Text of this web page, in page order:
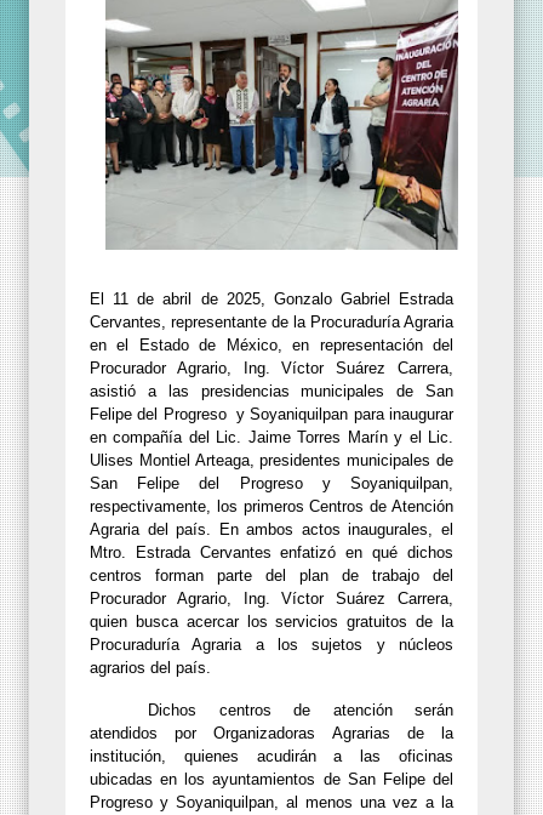
El 11 de abril de 2025, Gonzalo Gabriel Estrada
Cervantes, representante de la Procuraduría Agraria
en el Estado de México, en representación del
Procurador Agrario, Ing. Víctor Suárez Carrera,
asistió a las presidencias municipales de San
Felipe del Progreso y Soyaniquilpan para inaugurar
en compañía del Lic. Jaime Torres Marín y el Lic.
Ulises Montiel Arteaga, presidentes municipales de
San Felipe del Progreso y Soyaniquilpan,
respectivamente, los primeros Centros de Atención
Agraria del país. En ambos actos inaugurales, el
Mtro. Estrada Cervantes enfatizó en qué dichos
centros forman parte del plan de trabajo del
Procurador Agrario, Ing. Víctor Suárez Carrera,
quien busca acercar los servicios gratuitos de la
Procuraduría Agraria a los sujetos y núcleos
agrarios del país.
Dichos centros de atención serán
atendidos por Organizadoras Agrarias de la
institución, quienes acudirán a las oficinas
ubicadas en los ayuntamientos de San Felipe del
Progreso y Soyaniquilpan, al menos una vez a la